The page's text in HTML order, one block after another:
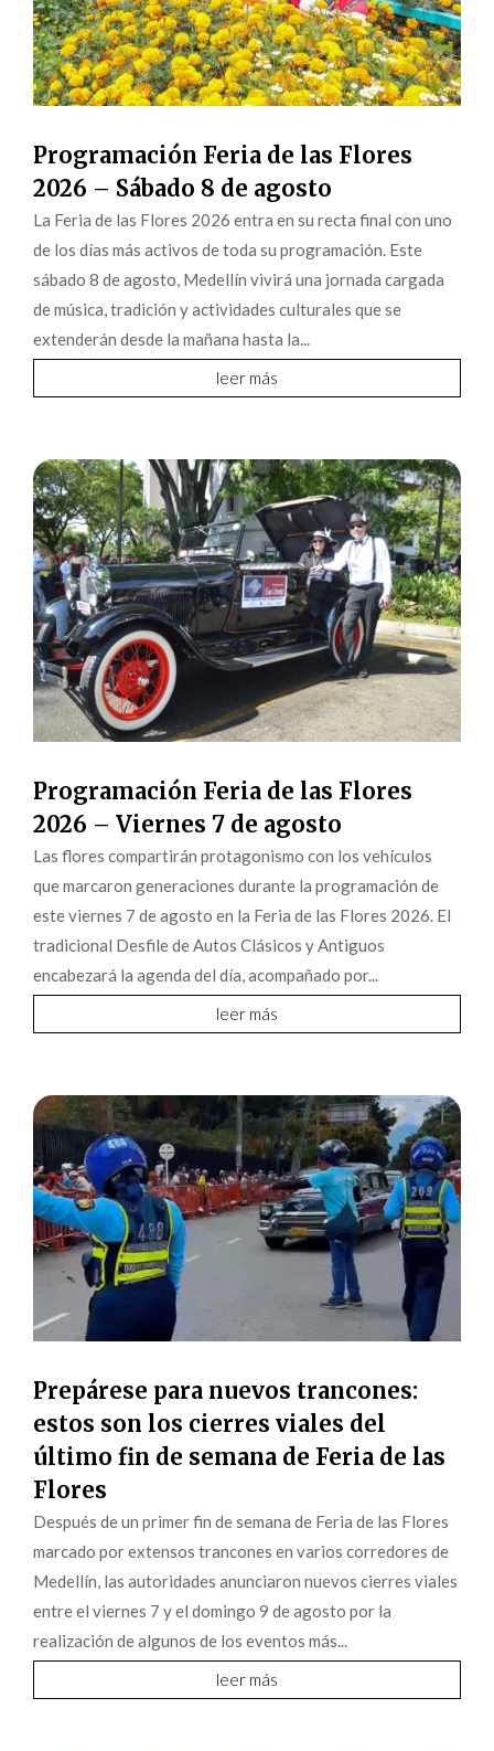
Programación Feria de las Flores
2026 – Sábado 8 de agosto
La Feria de las Flores 2026 entra en su recta final con uno
de los días más activos de toda su programación. Este
sábado 8 de agosto, Medellín vivirá una jornada cargada
de música, tradición y actividades culturales que se
extenderán desde la mañana hasta la...
leer más
Programación Feria de las Flores
2026 – Viernes 7 de agosto
Las flores compartirán protagonismo con los vehículos
que marcaron generaciones durante la programación de
este viernes 7 de agosto en la Feria de las Flores 2026. El
tradicional Desfile de Autos Clásicos y Antiguos
encabezará la agenda del día, acompañado por...
leer más
Prepárese para nuevos trancones:
estos son los cierres viales del
último fin de semana de Feria de las
Flores
Después de un primer fin de semana de Feria de las Flores
marcado por extensos trancones en varios corredores de
Medellín, las autoridades anunciaron nuevos cierres viales
entre el viernes 7 y el domingo 9 de agosto por la
realización de algunos de los eventos más...
leer más